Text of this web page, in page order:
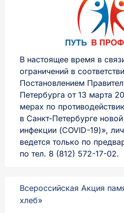
В настоящее время в
ограничений в
Постановлением
Петербурга от 13 марта
мерах по
в Санкт-Петербурге
инфекции (COVID-19)»,
ведется только по
по тел. 8 (812) 572-17-02.
Всероссийская Акция
хлеб»